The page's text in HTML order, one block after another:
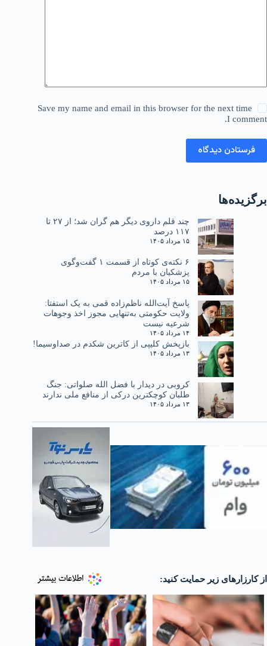
Save my name and email in this browser for the next time
I comment.
فرستادن دیدگاه
برگزیده‌ها
چند قلم داروی دیگر هم گران شد؛ از ۲۷ تا
۱۱۷ درصد
۱۵ مرداد ۱۴۰۵
۶ نکته‌ی کوتاه از قسمت ۱ گفت‌وگوی
پزشکیان با مردم
۱۵ مرداد ۱۴۰۵
پاسخ آیت‌الله ناظم‌زاده قمی به یک استفتا:
ولایت حکومتی به‌تنهایی مجوز اخذ وجوهات
شرعیه نیست
۱۴ مرداد ۱۴۰۵
بازپخش کلیپی از کاترین شکدم در صداوسیما!
۱۳ مرداد ۱۴۰۵
کروبی در دیدار با فضل الله صلواتی: جنگ
طلبان کوچکترین درکی از منافع ملی ندارند
۱۳ مرداد ۱۴۰۵
از کارزارهای زیر حمایت کنید: